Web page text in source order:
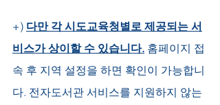
+) 다만 각 시도교육청별로 제공되는 서
비스가 상이할 수 있습니다. 홈페이지 접
속 후 지역 설정을 하면 확인이 가능합니
다. 전자도서관 서비스를 지원하지 않는